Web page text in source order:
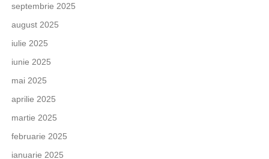
septembrie 2025
august 2025
iulie 2025
iunie 2025
mai 2025
aprilie 2025
martie 2025
februarie 2025
ianuarie 2025